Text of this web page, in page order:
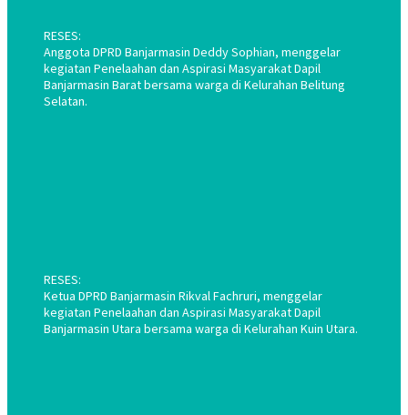
RESES:
Anggota DPRD Banjarmasin Deddy Sophian, menggelar
kegiatan Penelaahan dan Aspirasi Masyarakat Dapil
Banjarmasin Barat bersama warga di Kelurahan Belitung
Selatan.
RESES:
Ketua DPRD Banjarmasin Rikval Fachruri, menggelar
kegiatan Penelaahan dan Aspirasi Masyarakat Dapil
Banjarmasin Utara bersama warga di Kelurahan Kuin Utara.